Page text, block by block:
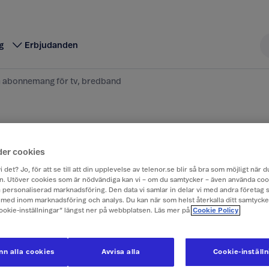
Erbjudanden
abonnemang för tv, bredband
hantera eller
eller tv
eller överlåta eller på annat sätt hantera ditt
du några olika alternativ.
avsluta ett mobilabonnemang
cookies
det? Jo, för att se till att din upplevelse av telenor.se blir så bra som möjligt när
Utöver cookies som är nödvändiga kan vi – om du samtycker – även använda
personaliserad marknadsföring. Den data vi samlar in delar vi med andra företag
inom marknadsföring och analys. Du kan när som helst återkalla ditt
inställningar” längst ner på webbplatsen. Läs mer på Cookie Policy
Cookie-
Avvisa alla
alla cookies